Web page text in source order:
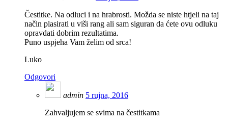
Čestitke. Na odluci i na hrabrosti. Možda se niste htjeli na taj
način plasirati u viši rang ali sam siguran da ćete ovu odluku
opravdati dobrim rezultatima.
Puno uspjeha Vam želim od srca!
Luko
Odgovori
admin 5 rujna, 2016
Zahvaljujem se svima na čestitkama